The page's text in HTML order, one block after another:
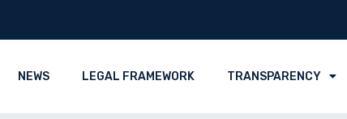
NEWS LEGAL FRAMEWORK TRANSPARENCY